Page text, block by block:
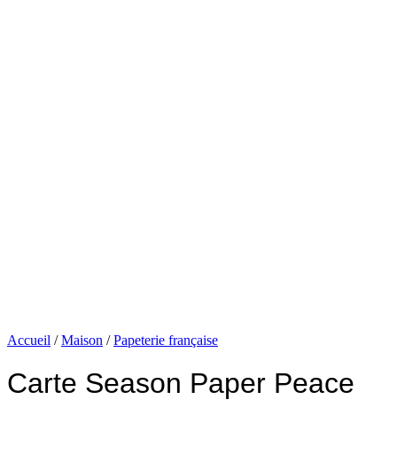
Accueil / Maison / Papeterie française
Carte Season Paper Peace